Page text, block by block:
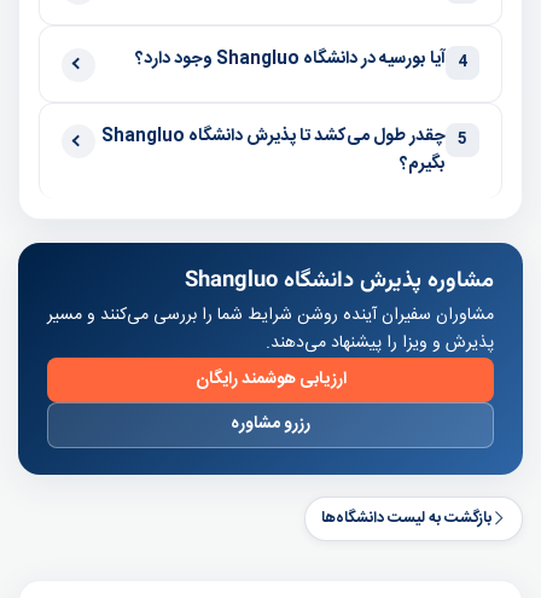
4 آیا بورسیه در دانشگاه Shangluo وجود دارد؟
5
چقدر طول می‌کشد تا پذیرش دانشگاه Shangluo
بگیرم؟
مشاوره پذیرش دانشگاه Shangluo
مشاوران سفیران آینده روشن شرایط شما را بررسی می‌کنند و مسیر
پذیرش و ویزا را پیشنهاد می‌دهند.
ارزیابی هوشمند رایگان
رزرو مشاوره
بازگشت به لیست دانشگاه‌ها